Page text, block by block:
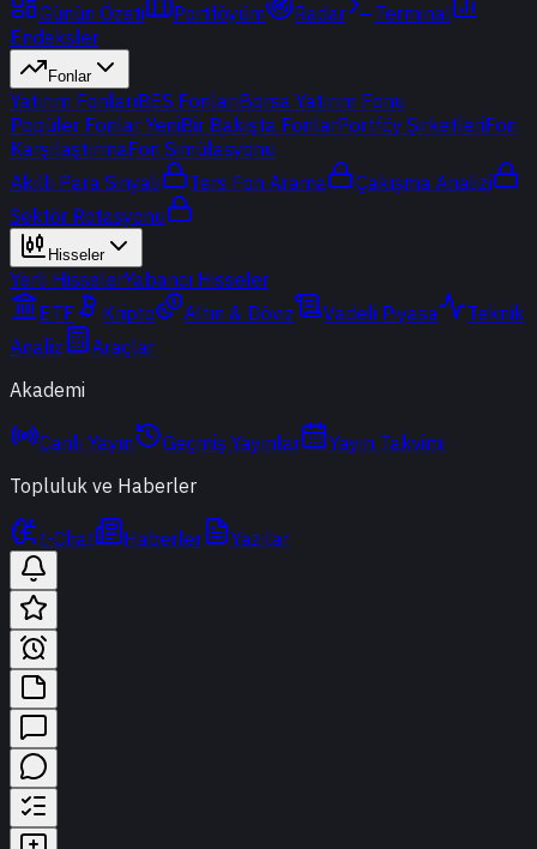
Günün Özeti Portföyüm Radar
Terminal
Endeksler
Fonlar
Yatırım FonlarıBES FonlarıBorsa Yatırım Fonu
Popüler Fonlar YeniBir Bakışta FonlarPortföy ŞirketleriFon
KarşılaştırmaFon Simülasyonu
Akıllı Para Sinyali
Ters Fon Arama
Çakışma Analizi
Sektör Rotasyonu
Hisseler
Yerli HisselerYabancı Hisseler
ETF
Kripto Altın & Döviz Vadeli Piyasa
Teknik
Analiz
Araçlar
Akademi
Canlı Yayın Geçmiş Yayınlar
Yayın Takvimi
Topluluk ve Haberler
t-Chat Haberler Yazılar